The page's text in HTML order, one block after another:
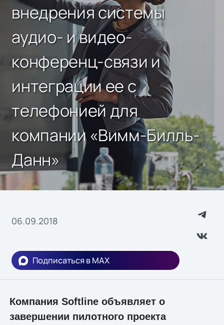
внедрения системы
аудио- и видео-
конференц-связи и
интеграции ее с
телефонией для
компании «Вимм-Билль-
Данн»
06.09.2018
Подписаться в MAX
Компания Softline объявляет о
завершении пилотного проекта